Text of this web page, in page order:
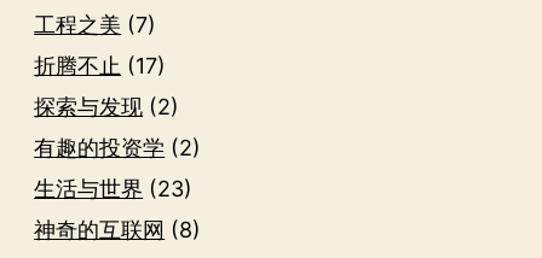
工程之美 (7)
折腾不止 (17)
探索与发现 (2)
有趣的投资学 (2)
生活与世界 (23)
神奇的互联网 (8)